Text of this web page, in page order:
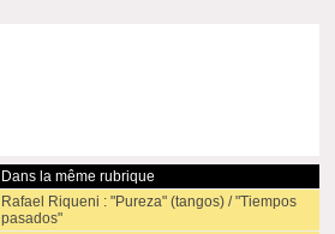
Dans la même rubrique
Rafael Riqueni : "Pureza" (tangos) / "Tiempos
pasados"